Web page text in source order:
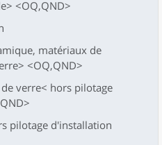
<OQ,QND>
matériaux de
<OQ,QND>
verre< hors pilotage
pilotage d'installation